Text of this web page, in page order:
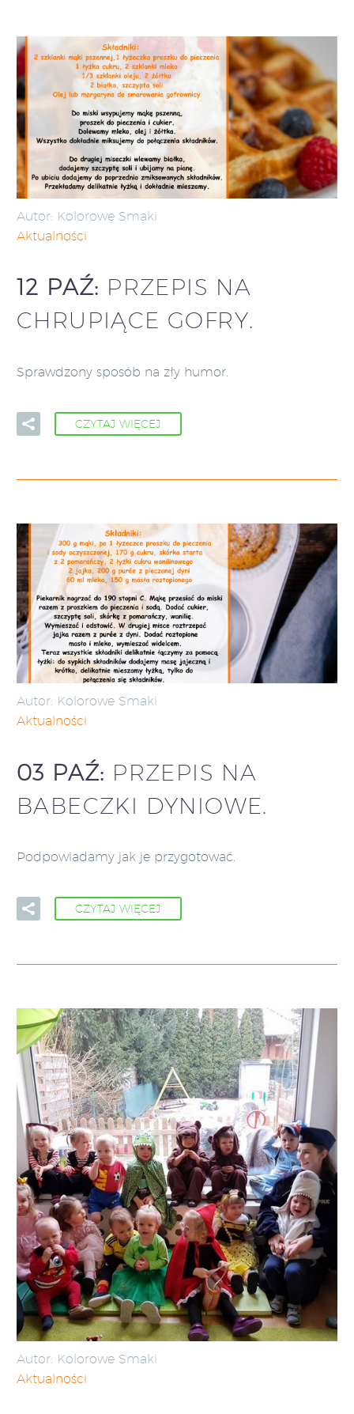
Autor: Kolorowe Smaki
Aktualności
12 PAŹ: PRZEPIS NA
CHRUPIĄCE GOFRY.
Sprawdzony sposób na zły humor.
CZYTAJ WIĘCEJ
Autor: Kolorowe Smaki
Aktualności
03 PAŹ: PRZEPIS NA
BABECZKI DYNIOWE.
Podpowiadamy jak je przygotować.
CZYTAJ WIĘCEJ
Autor: Kolorowe Smaki
Aktualności